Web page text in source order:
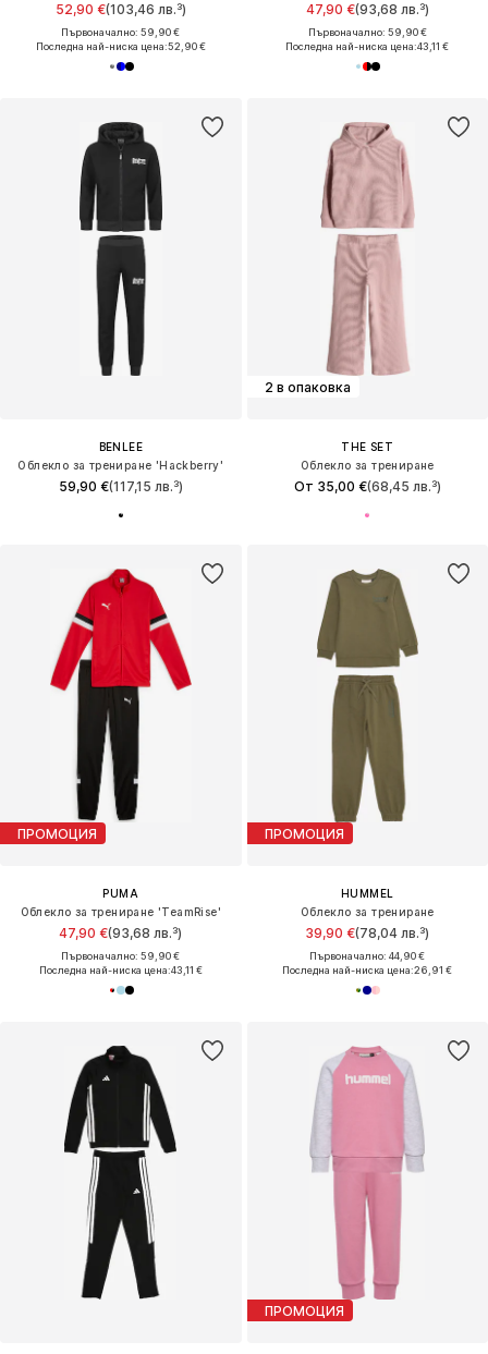
52,90 €(103,46 лв.³)
Първоначално: 59,90 €
Последна най-ниска цена:52,90 €
47,90 €(93,68 лв.³)
Първоначално: 59,90 €
Последна най-ниска цена:43,11 €
BENLEE
Облекло за трениране 'Hackberry'
59,90 €(117,15 лв.³)
2 в опаковка
THE SET
Облекло за трениране
От 35,00 €(68,45 лв.³)
ПРОМОЦИЯ
PUMA
Облекло за трениране 'TeamRise'
47,90 €(93,68 лв.³)
Първоначално: 59,90 €
Последна най-ниска цена:43,11 €
ПРОМОЦИЯ
HUMMEL
Облекло за трениране
39,90 €(78,04 лв.³)
Първоначално: 44,90 €
Последна най-ниска цена:26,91 €
ПРОМОЦИЯ